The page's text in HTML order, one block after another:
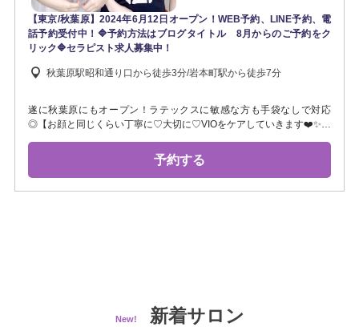
【東京/秋葉原】2024年6月12日オープン！WEB予約、LINE予約、電
話予約受付中！🔷予約方法はブログタイトル 8月からのご予約をク
リック🔷セラピスト求人募集中！
秋葉原駅昭和通り口から徒歩3分/岩本町駅から徒歩7分
遂に秋葉原にもオープン！ラテックスに敏感な方も手袋なしで対応
◎【お顔と同じくらい丁寧に♡大切に♡VIOをケアしていきます❤️✨】
【VIOハーブピーリングで透明感のある肌へ！】【プラズマエステで
ザラつきおさらばツルスベ肌！】【VIO脱毛で女性人気のパイちんへ
♡】《シャワー無料》フェイシャルフォト/全身フォト/毛穴ニキビケ
ア/プラズマ/メンズ脱毛/ハーブピーリング/マッサージ/部分脱毛/全身脱
毛/ヒゲ/ LINE予約は画像またはリンクより
予約する
New! 新着サロン